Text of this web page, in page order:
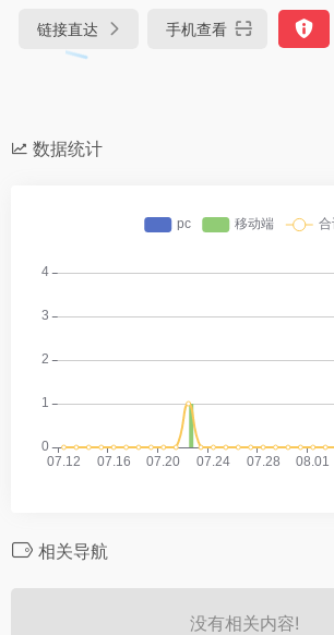
链接直达 手机查看
数据统计
相关导航
没有相关内容!